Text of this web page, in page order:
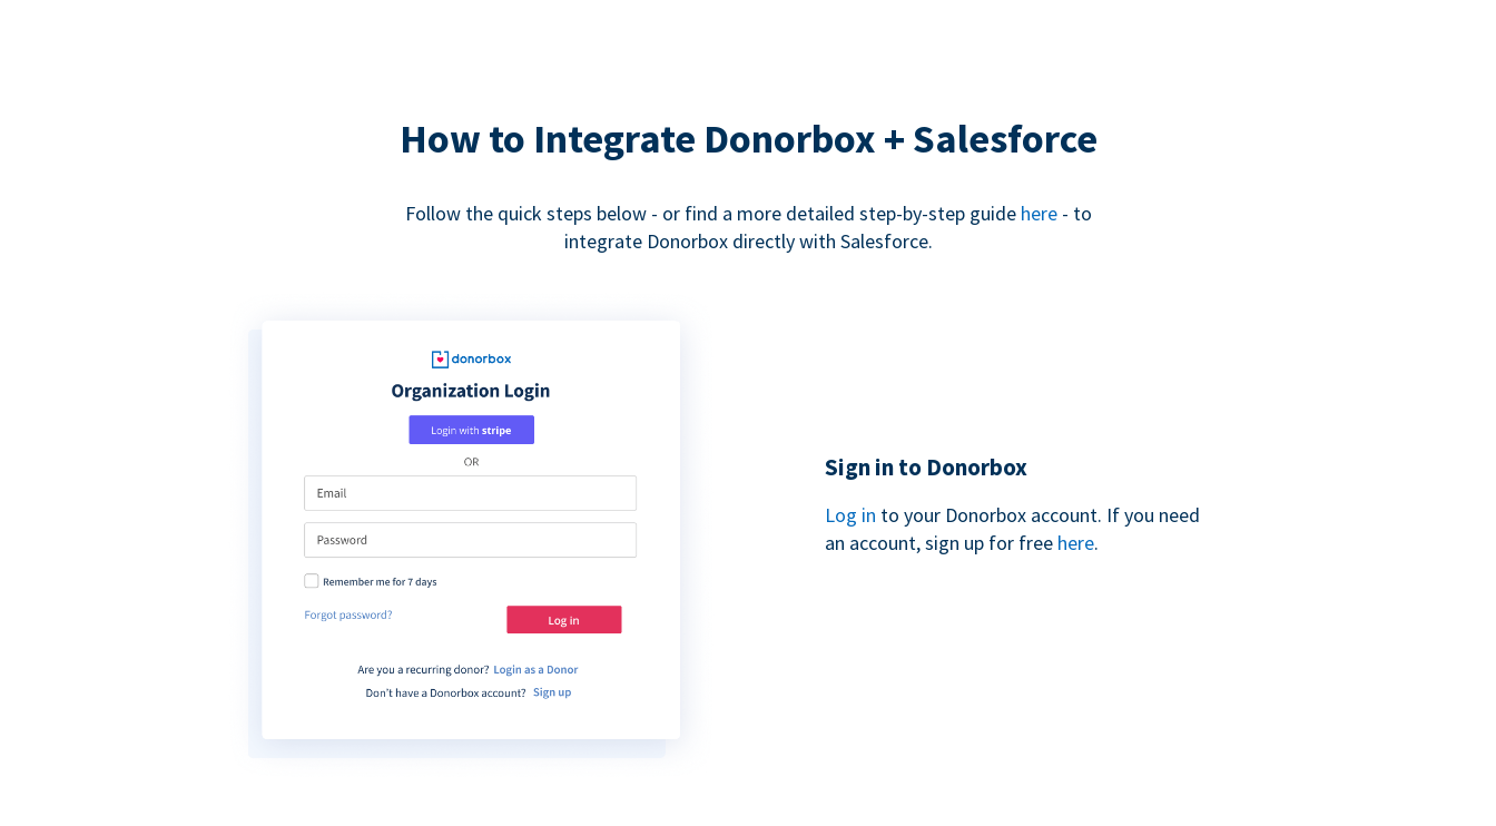
How to Integrate Donorbox + Salesforce
Follow the quick steps below - or find a more detailed step-by-step guide here- to
integrate Donorbox directly with Salesforce.
Sign in to Donorbox
Log in to your Donorbox account. If you need
an account, sign up for free here.